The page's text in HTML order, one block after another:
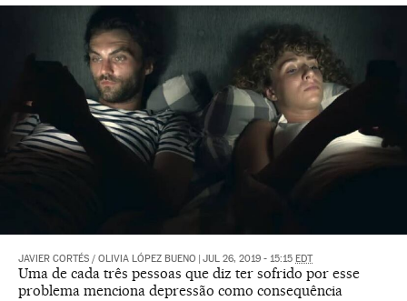
JAVIER CORTÉS / OLIVIA LÓPEZ BUENO JUL 26, 2019 - 15:15 EDT
Uma de cada três pessoas que diz ter sofrido por esse
problema menciona depressão como consequência